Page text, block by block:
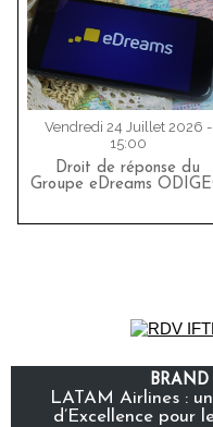
Vendredi 24 Juillet 2026 -
15:00
Droit de réponse du
Groupe eDreams
LATAM Airlines :
d’Excellence pour